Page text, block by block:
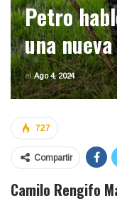
Petro
una
el Ago 4, 2024
727
Compartir
Camilo Rengifo